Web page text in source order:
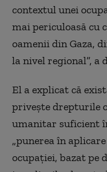
contextul unei
mai periculoasă cu
oamenii din Gaza,
la nivel regional”, a
El a explicat că
priveşte drepturile
umanitar suficient
„punerea în
ocupaţiei, bazat pe